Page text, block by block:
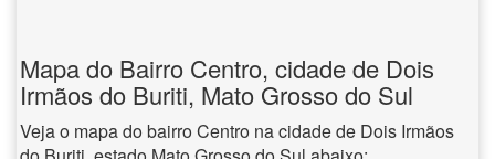
Mapa do Bairro Centro, cidade de Dois
Irmãos do Buriti, Mato Grosso do Sul
Veja o mapa do bairro Centro na cidade de Dois Irmãos